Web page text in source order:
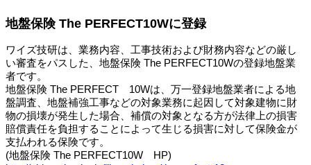
地盤保険 The PERFECT10Wに登録
ワイズ技研は、業務内容、工事技術および財務内容などの厳し
い審査をパスした、地盤保険 The PERFECT10Wの登録地盤業
者です。
地盤保険 The PERFECT 10Wは、万一登録地盤業者による地
盤調査、地盤補強工事などの対象業務に起因して対象建物に財
物の損壊が発生した場合、補償の対象となる方が法律上の損害
賠償責任を負担することによって生じる損害に対して保険金が
支払われる保険です。
(地盤保険 The PERFECT10W HP)